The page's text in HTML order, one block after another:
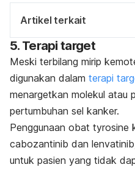
Artikel terkait
5. Terapi target
Meski terbilang mirip
digunakan dalam terapi
menargetkan molekul atau
pertumbuhan sel kanker.
Penggunaan obat tyrosine
cabozantinib dan lenvatinib
untuk pasien yang tidak